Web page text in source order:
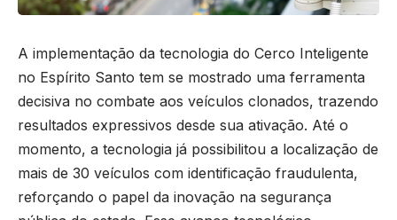
A implementação da tecnologia do Cerco Inteligente
no Espírito Santo tem se mostrado uma ferramenta
decisiva no combate aos veículos clonados, trazendo
resultados expressivos desde sua ativação. Até o
momento, a tecnologia já possibilitou a localização de
mais de 30 veículos com identificação fraudulenta,
reforçando o papel da inovação na segurança